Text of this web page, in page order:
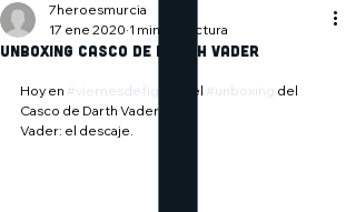
Unboxing Casco de Darth Vader
7heroesmurcia
17 ene 2020 1 min de lectura
Hoy en #viernesdefiguras , el #unboxing del
Casco de Darth Vader.
Vader: el descaje.